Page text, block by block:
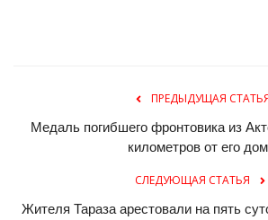
ПРЕДЫДУЩАЯ
Медаль погибшего фронтовика из
километров от его
СЛЕДУЮЩАЯ СТАТЬЯ
Жителя Тараза арестовали на пять